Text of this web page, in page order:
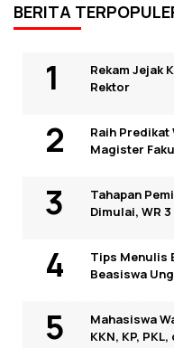
BERITA
Rekam Jejak
Rektor
Raih
Magister
Tahapan
Dimulai, WR
Tips Menulis
Beasiswa
Mahasiswa
KKN, KP, PKL,